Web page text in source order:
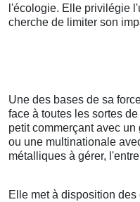
l'écologie. Elle privilégie
cherche de limiter son
Une des bases de sa
face à toutes les sortes
petit commerçant avec
ou une multinationale
métalliques à gérer,
Elle met à disposition